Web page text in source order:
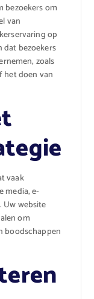
bezoekers om
van
op
dat bezoekers
zoals
het doen van
vaak
media, e-
Uw website
om
boodschappen